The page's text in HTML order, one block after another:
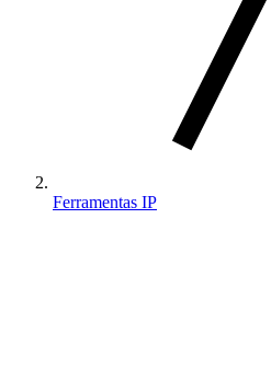
Ferramentas IP